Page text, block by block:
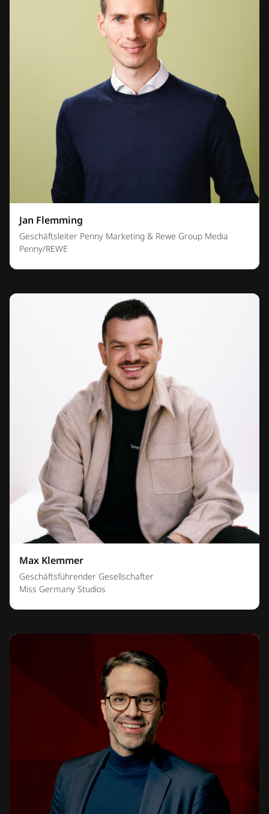
Jan Flemming
Geschäftsleiter Penny Marketing & Rewe Group Media
Penny/REWE
Max Klemmer
Geschäftsführender Gesellschafter
Miss Germany Studios